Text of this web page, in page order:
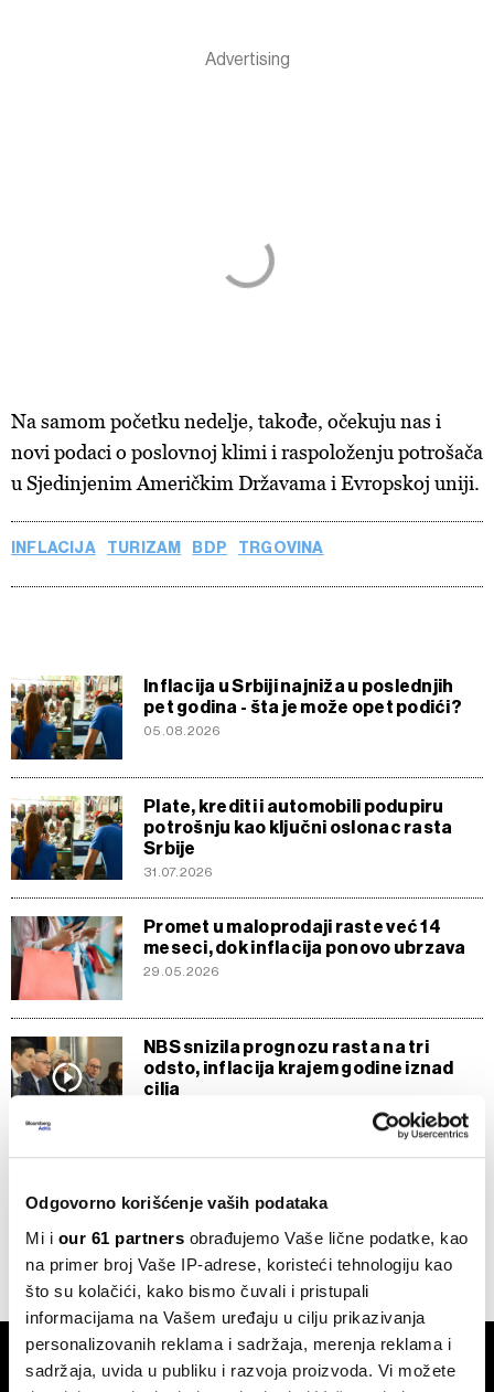
Odgovorno korišćenje vaših podataka
Mi i our 61 partners obrađujemo Vaše lične podatke, kao
na primer broj Vaše IP-adrese, koristeći tehnologiju kao
što su kolačići, kako bismo čuvali i pristupali
informacijama na Vašem uređaju u cilju prikazivanja
personalizovanih reklama i sadržaja, merenja reklama i
sadržaja, uvida u publiku i razvoja proizvoda. Vi možete
Na samom početku nedelje, takođe, očekuju nas i
novi podaci o poslovnoj klimi i raspoloženju potrošača
u Sjedinjenim Američkim Državama i Evropskoj uniji.
INFLACIJA TURIZAM BDP TRGOVINA
Inflacija u Srbiji najniža u poslednjih
pet godina - šta je može opet podići?
05.08.2026
Plate, krediti i automobili podupiru
potrošnju kao ključni oslonac rasta
Srbije
31.07.2026
Promet u maloprodaji raste već 14
meseci, dok inflacija ponovo ubrzava
29.05.2026
NBS snizila prognozu rasta na tri
odsto, inflacija krajem godine iznad
cilja